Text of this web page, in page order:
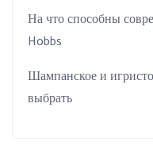
На что способны
Hobbs
Шампанское и
выбрать